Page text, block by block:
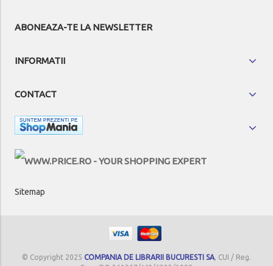
ABONEAZA-TE LA NEWSLETTER
INFORMATII
CONTACT
Sitemap
© Copyright 2025 COMPANIA DE LIBRARII BUCURESTI SA, CUI / Reg.